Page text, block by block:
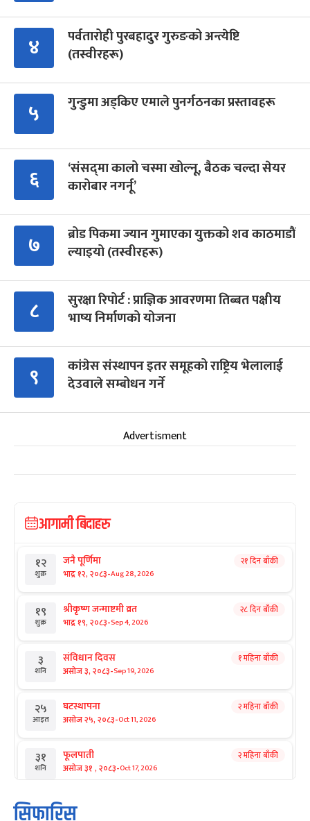
४
पर्वतारोही पुरबहादुर गुरुङको अन्त्येष्टि
(तस्वीरहरू)
५ गुन्डुमा अड्किए एमाले पुनर्गठनका प्रस्तावहरू
६
‘संसद्‍मा कालो चस्मा खोल्नू, बैठक चल्दा सेयर
कारोबार नगर्नू’
७
ब्रोड पिकमा ज्यान गुमाएका युक्तको शव काठमाडौं
ल्याइयो (तस्वीरहरू)
८
सुरक्षा रिपोर्ट : प्राज्ञिक आवरणमा तिब्बत पक्षीय
भाष्य निर्माणको योजना
९
कांग्रेस संस्थापन इतर समूहको राष्ट्रिय भेलालाई
देउवाले सम्बोधन गर्ने
Advertisment
आगामी बिदाहरु
१२
शुक्र
जनै पूर्णिमा
भाद्र १२, २०८३-Aug 28, 2026
२१ दिन बाँकी
१९
शुक्र
श्रीकृष्ण जन्माष्टमी व्रत
भाद्र १९, २०८३-Sep 4, 2026
२८ दिन बाँकी
३
शनि
संविधान दिवस
असोज ३, २०८३-Sep 19, 2026
१ महिना बाँकी
२५
आइत
घटस्थापना
असोज २५, २०८३-Oct 11, 2026
२ महिना बाँकी
३१
शनि
फूलपाती
असोज ३१ , २०८३-Oct 17, 2026
२ महिना बाँकी
१
आइत
कार्तिक सङ्क्रान्ति
कार्तिक १, २०८३
सिफारिस